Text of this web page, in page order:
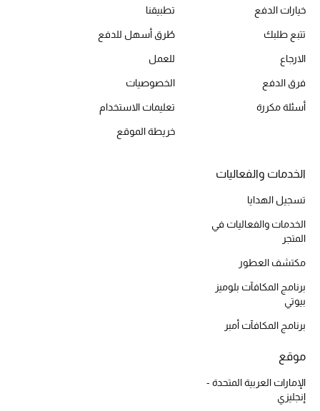
هدايا
مجموعة الجمال
الجمال في بلوميز
أبرز الماركات
عطور الربيع
تسوقوا الآن
خصومات
خيارات الدفع
تتبع طلبك
الارجاع
فرق الدفع
أسئلة مكررة
تطبيقنا
طُرق أسهل للدفع
للعمل
الخصوصيات
تعليمات الاستخدام
خريطة الموقع
الخدمات والفعاليات
تسجيل الهدايا
الخدمات والفعاليات في
المتجر
مكتشف العطور
برنامج المكافآت بلوميز
بيوتي
برنامج المكافآت أمبر
موقع
الإمارات العربية المتحدة -
إنجليزي